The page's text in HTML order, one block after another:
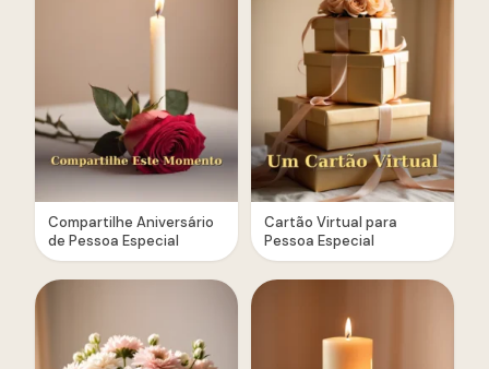
Compartilhe Aniversário
de Pessoa Especial
Cartão Virtual para
Pessoa Especial